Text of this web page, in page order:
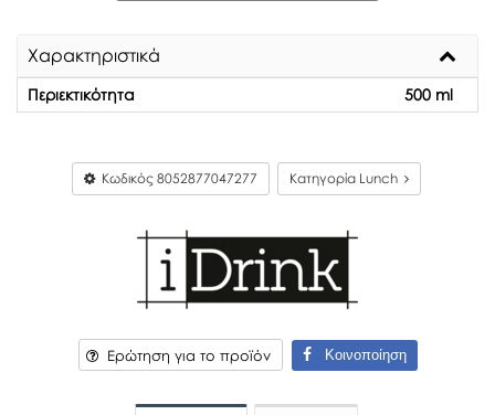
Χαρακτηριστικά
Περιεκτικότητα 500 ml
Κωδικός 8052877047277 Κατηγορία Lunch
Ερώτηση για το προϊόν Κοινοποίηση